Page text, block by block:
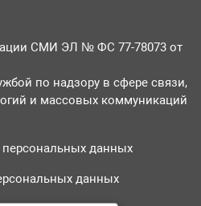
СМИ ЭЛ № ФС 77-78073 от
по надзору в сфере связи,
и массовых коммуникаций
данных
данных